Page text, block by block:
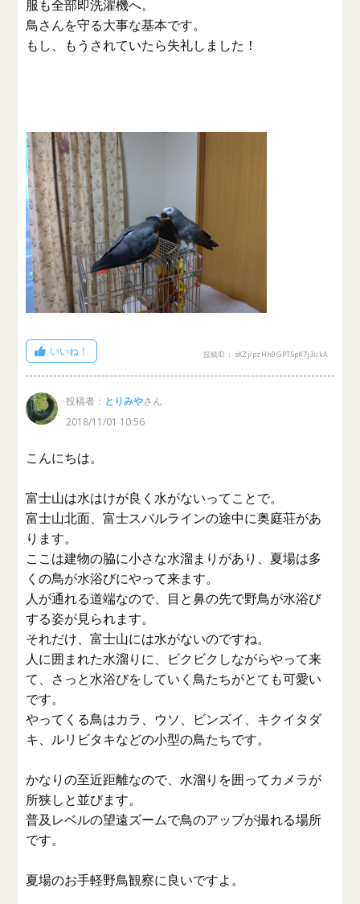
服も全部即洗濯機へ。
鳥さんを守る大事な基本です。
もし、もうされていたら失礼しました！
いいね！ 投稿ID： sKZj/pzHh0GPT5pK7j3ukA
投稿者： とりみやさん
2018/11/01 10:56
こんにちは。
富士山は水はけが良く水がないってことで。
富士山北面、富士スバルラインの途中に奥庭荘があ
ります。
ここは建物の脇に小さな水溜まりがあり、夏場は多
くの鳥が水浴びにやって来ます。
人が通れる道端なので、目と鼻の先で野鳥が水浴び
する姿が見られます。
それだけ、富士山には水がないのですね。
人に囲まれた水溜りに、ビクビクしながらやって来
て、さっと水浴びをしていく鳥たちがとても可愛い
です。
やってくる鳥はカラ、ウソ、ビンズイ、キクイタダ
キ、ルリビタキなどの小型の鳥たちです。
かなりの至近距離なので、水溜りを囲ってカメラが
所狭しと並びます。
普及レベルの望遠ズームで鳥のアップが撮れる場所
です。
夏場のお手軽野鳥観察に良いですよ。